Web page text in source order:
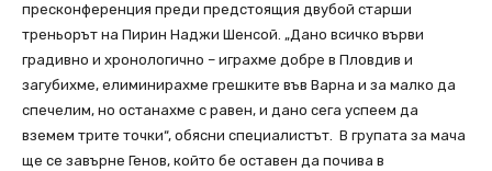
пресконференция преди предстоящия двубой старши
треньорът на Пирин Наджи Шенсой. „Дано всичко върви
градивно и хронологично – играхме добре в Пловдив и
загубихме, елиминирахме грешките във Варна и за малко да
спечелим, но останахме с равен, и дано сега успеем да
вземем трите точки“, обясни специалистът. В групата за мача
ще се завърне Генов, който бе оставен да почива в